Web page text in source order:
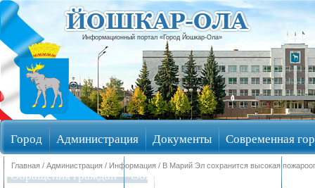
Информационный портал «Город Йошкар-Ола»
Город Администрация Документы Современная
Обращения граждан Общественные обсуждения
Главная / Администрация / Информация / В Марий Эл сoхранится высокая